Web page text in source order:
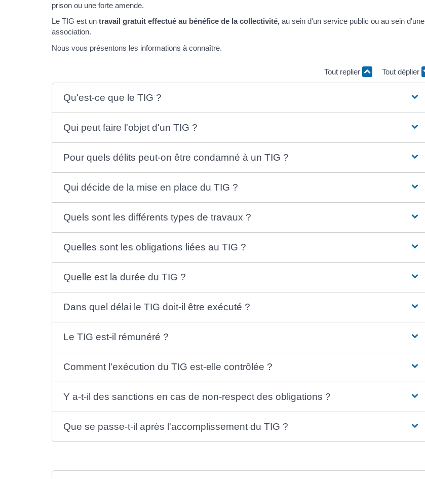
prison ou une forte amende.
Le TIG est un travail gratuit effectué au bénéfice de la collectivité, au sein d'un service public ou au sein d'une
association.
Nous vous présentons les informations à connaître.
Tout replier Tout déplier
Qu'est-ce que le TIG ?
Qui peut faire l'objet d'un TIG ?
Pour quels délits peut-on être condamné à un TIG ?
Qui décide de la mise en place du TIG ?
Quels sont les différents types de travaux ?
Quelles sont les obligations liées au TIG ?
Quelle est la durée du TIG ?
Dans quel délai le TIG doit-il être exécuté ?
Le TIG est-il rémunéré ?
Comment l'exécution du TIG est-elle contrôlée ?
Y a-t-il des sanctions en cas de non-respect des obligations ?
Que se passe-t-il après l'accomplissement du TIG ?